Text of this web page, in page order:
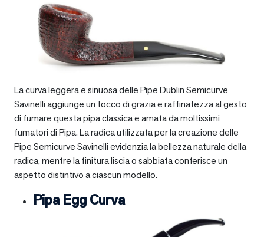
La curva leggera e sinuosa delle Pipe Dublin Semicurve
Savinelli aggiunge un tocco di grazia e raffinatezza al gesto
di fumare questa pipa classica e amata da moltissimi
fumatori di Pipa. La radica utilizzata per la creazione delle
Pipe Semicurve Savinelli evidenzia la bellezza naturale della
radica, mentre la finitura liscia o sabbiata conferisce un
aspetto distintivo a ciascun modello.
Pipa Egg Curva